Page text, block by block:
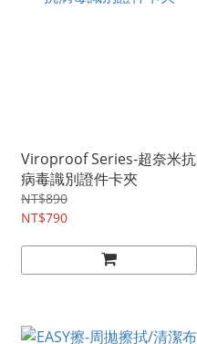
Viroproof Series-超奈米抗
病毒識別證件卡夾
NT$890
NT$790